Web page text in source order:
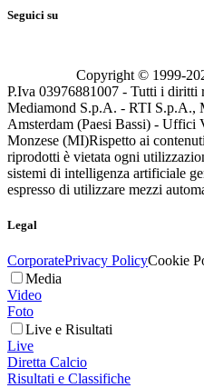
Seguici su
Copyright © 1999-
P.Iva 03976881007 - Tutti i diritti
Mediamond S.p.A. - RTI S.p.A.,
Amsterdam (Paesi Bassi) - Uffici
Monzese (MI)Rispetto ai
riprodotti è vietata ogni
sistemi di intelligenza artificiale
espresso di utilizzare mezzi
Legal
CorporatePrivacy PolicyCookie
Media
Video
Foto
Live e Risultati
Live
Diretta Calcio
Risultati e Classifiche